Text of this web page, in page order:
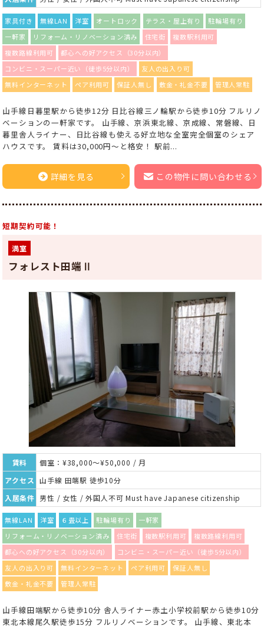
家具付き 無線LAN 洋室 オートロック テラス・屋上有り
駐輪場有り
一軒家
リフォーム・リノベーション済み 住宅街
複数駅利用可
複数路線利用可
都心への好アクセス（30分以内）
コンビニ・スーパー近い（徒歩5分以内）
友人の出入り可
無料インターネット
ペア利用可 保証人無し 敷金・礼金不要 管理人常駐
山手線日暮里駅から徒歩12分 日比谷線三ノ輪駅から徒歩10分 フルリノ
ベーションの一軒家です。 山手線、京浜東北線、京成線、常磐線、日
暮里舎人ライナー、日比谷線も使える好立地な全室完全個室のシェア
ハウスです。 賃料は30,000円～と格安！ 駅前...
詳細を見る この物件に問い合わせる
短期契約可能！
満室
フォレスト田端Ⅱ
賃料
個室：¥38,000～¥50,000 / 月
アクセス
山手線 田端駅 徒歩10分
入居条件 男性 / 女性 / 外国人不可 Must have Japanese citizenship
無線LAN 洋室 ６畳以上 駐輪場有り
一軒家
リフォーム・リノベーション済み
住宅街 複数駅利用可
複数路線利用可
都心への好アクセス（30分以内）
コンビニ・スーパー近い（徒歩5分以内）
友人の出入り可
無料インターネット ペア利用可
保証人無し
敷金・礼金不要
管理人常駐
山手線田端駅から徒歩10分 舎人ライナー赤土小学校前駅から徒歩10分
東北本線尾久駅徒歩15分 フルリノベーションです。 山手線、東北本